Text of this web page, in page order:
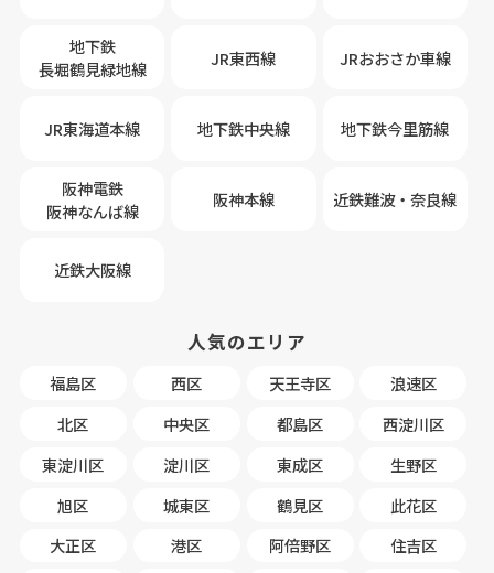
地下鉄
長堀鶴見緑地線
JR東西線 JRおおさか車線
JR東海道本線 地下鉄中央線 地下鉄今里筋線
阪神電鉄
阪神なんば線
阪神本線 近鉄難波・奈良線
近鉄大阪線
人気のエリア
福島区 西区 天王寺区
浪速区
北区
中央区 都島区
西淀川区
東淀川区
淀川区 東成区
生野区
旭区
城東区 鶴見区
此花区
大正区
港区 阿倍野区
住吉区